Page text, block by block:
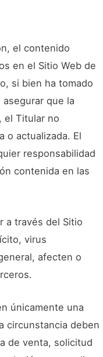
el contenido
en el Sitio Web de
si bien ha tomado
que la
el Titular no
o actualizada. El
responsabilidad
contenida en las
a través del Sitio
virus
afecten o
únicamente una
circunstancia deben
de venta, solicitud